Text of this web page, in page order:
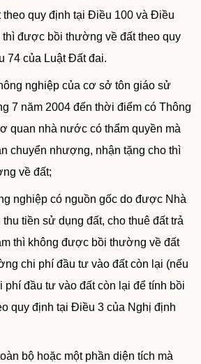
theo quy định tại Điều 100 và Điều
được bồi thường về đất theo quy
74 của Luật Đất đai.
nghiệp của cơ sở tôn giáo sử
7 năm 2004 đến thời điểm có Thông
quan nhà nước có thẩm quyền mà
chuyển nhượng, nhận tặng cho thì
về đất;
nghiệp có nguồn gốc do được Nhà
tiền sử dụng đất, cho thuê đất trả
thì không được bồi thường về đất
chi phí đầu tư vào đất còn lại (nếu
phí đầu tư vào đất còn lại để tính bồi
quy định tại Điều 3 của Nghị định
bộ hoặc một phần diện tích mà